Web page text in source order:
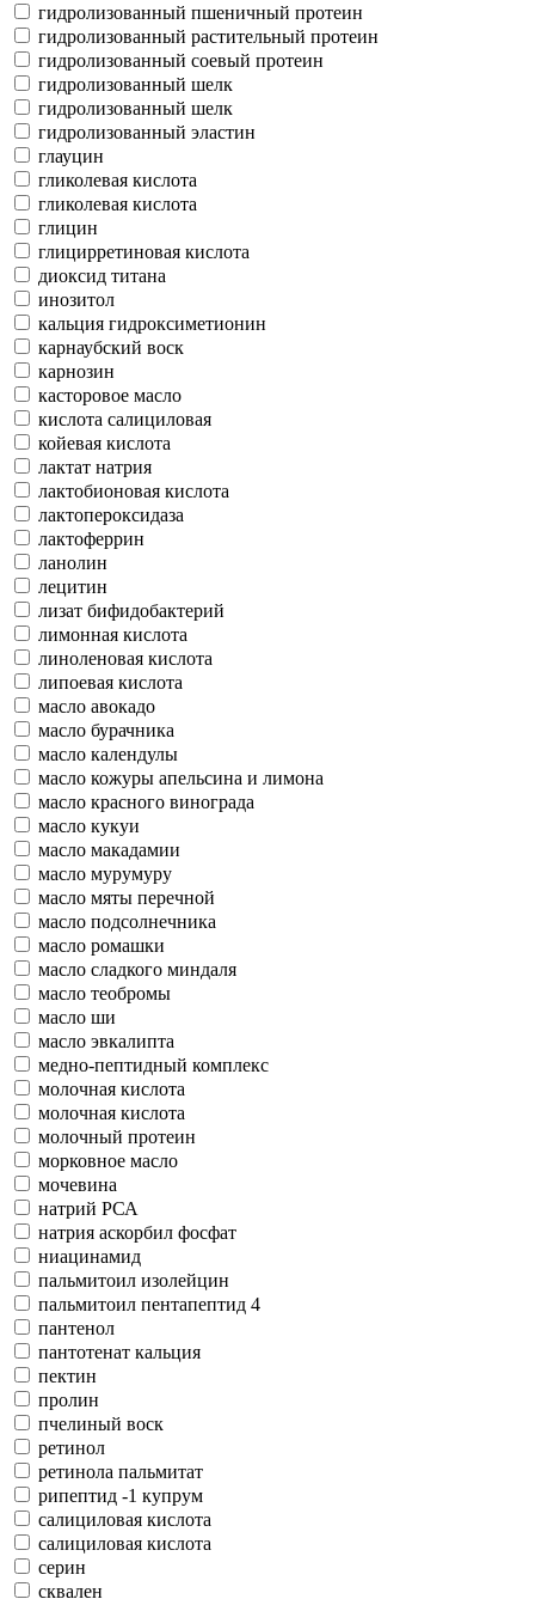
гидролизованный пшеничный протеин
гидролизованный растительный протеин
гидролизованный соевый протеин
гидролизованный шелк
гидролизованный шелк
гидролизованный эластин
глауцин
гликолевая кислота
гликолевая кислота
глицин
глицирретиновая кислота
диоксид титана
инозитол
кальция гидроксиметионин
карнаубский воск
карнозин
касторовое масло
кислота салициловая
койевая кислота
лактат натрия
лактобионовая кислота
лактопероксидаза
лактоферрин
ланолин
лецитин
лизат бифидобактерий
лимонная кислота
линоленовая кислота
липоевая кислота
масло авокадо
масло бурачника
масло календулы
масло кожуры апельсина и лимона
масло красного винограда
масло кукуи
масло макадамии
масло мурумуру
масло мяты перечной
масло подсолнечника
масло ромашки
масло сладкого миндаля
масло теобромы
масло ши
масло эвкалипта
медно-пептидный комплекс
молочная кислота
молочная кислота
молочный протеин
морковное масло
мочевина
натрий РСА
натрия аскорбил фосфат
ниацинамид
пальмитоил изолейцин
пальмитоил пентапептид 4
пантенол
пантотенат кальция
пектин
пролин
пчелиный воск
ретинол
ретинола пальмитат
рипептид -1 купрум
салициловая кислота
салициловая кислота
серин
сквален